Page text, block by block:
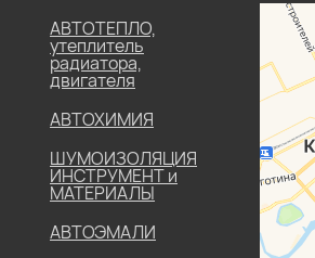
АВТОТЕПЛО,
утеплитель
радиатора,
двигателя
АВТОХИМИЯ
ШУМОИЗОЛЯЦИЯ
ИНСТРУМЕНТ и
МАТЕРИАЛЫ
АВТОЭМАЛИ